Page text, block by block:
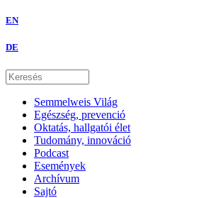
EN
DE
Semmelweis Világ
Egészség, prevenció
Oktatás, hallgatói élet
Tudomány, innováció
Podcast
Események
Archívum
Sajtó